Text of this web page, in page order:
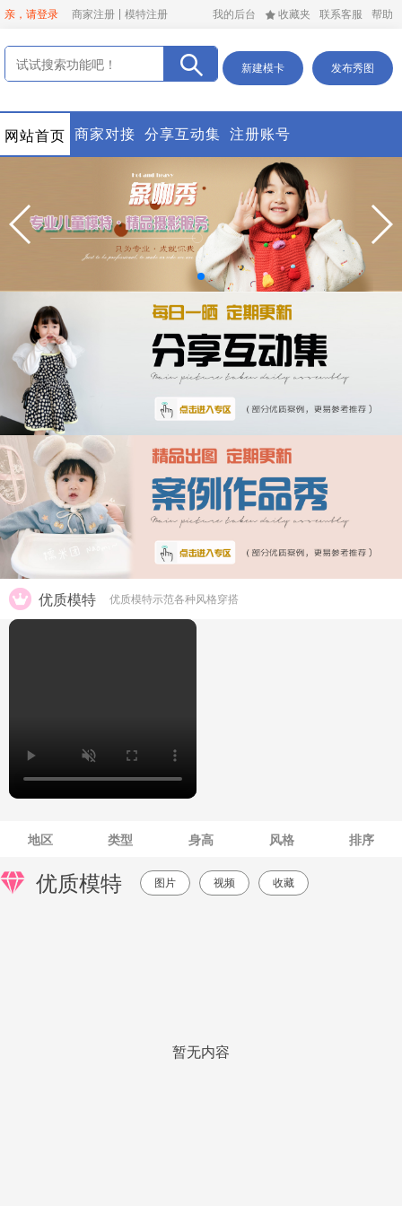
亲，请登录 商家注册 模特注册 我的后台 收藏夹 联系客服 帮助
新建模卡 发布秀图
网站首页 商家对接 分享互动集 注册账号
优质模特 优质模特示范各种风格穿搭
地区 类型 身高 风格 排序
优质模特 图片 视频 收藏
暂无内容